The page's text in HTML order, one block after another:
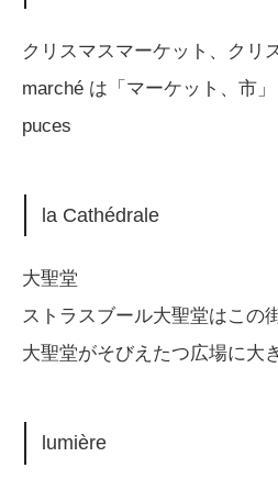
クリスマスマーケット、クリ
marché は「マーケット、市
puces
la Cathédrale
大聖堂
ストラスブール大聖堂はこの
大聖堂がそびえたつ広場に大
lumière